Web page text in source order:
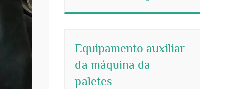
Equipamento auxiliar
da máquina da
paletes